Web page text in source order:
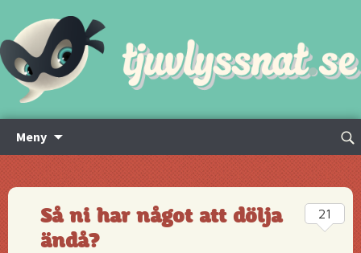
Meny
innehåll
Sök
Så ni har något att dölja
ändå?
21